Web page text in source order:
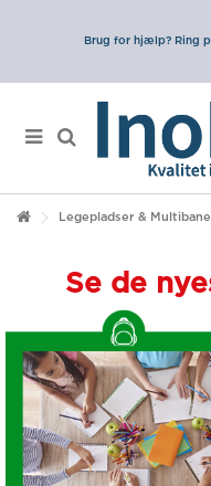
Brug for hjælp? Ring
Legepladser &
Se de